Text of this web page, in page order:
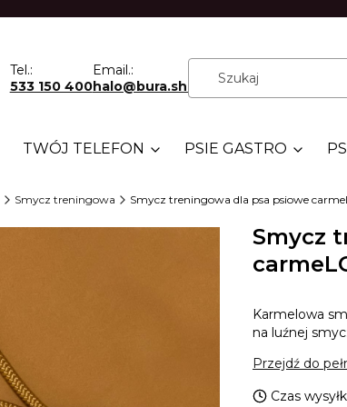
Tel.:
533 150 400
Email.:
halo@bura.shop
TWÓJ TELEFON PSIE GASTRO
Smycz treningowa Smycz treningowa dla psa psiowe
Smycz
Karmelowa
na luźnej
Przejdź do
Czas